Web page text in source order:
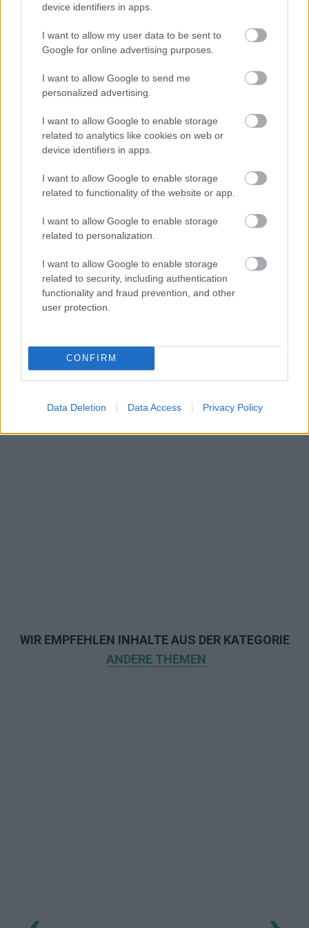
device identifiers in apps.
I want to allow my user data to be sent to
Google for online advertising purposes.
I want to allow Google to send me
personalized advertising.
I want to allow Google to enable storage
related to analytics like cookies on web or
device identifiers in apps.
I want to allow Google to enable storage
related to functionality of the website or app.
I want to allow Google to enable storage
related to personalization.
I want to allow Google to enable storage
related to security, including authentication
functionality and fraud prevention, and other
user protection.
CONFIRM
Data Deletion Data Access Privacy Policy
Bildungs- und Informationszwecken. Der Herausgeber und die
Redaktion der Website sind nicht für die Ergebnisse ihrer
der Website verwenden, ist es unbedingt erforderlich, einen Arzt
zu konsultieren.
WIR EMPFEHLEN INHALTE AUS DER KATEGORIE
ANDERE THEMEN